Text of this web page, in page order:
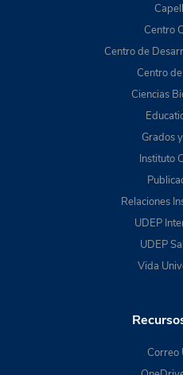
Centro
Centro de
Centro
Ciencias
Grados
Instituto
Relaciones
UDEP
UDEP
Vida
Correo